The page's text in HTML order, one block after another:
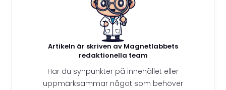
Artikeln är skriven av Magnetlabbets
redaktionella team
Har du synpunkter på innehållet eller
uppmärksammar något som behöver